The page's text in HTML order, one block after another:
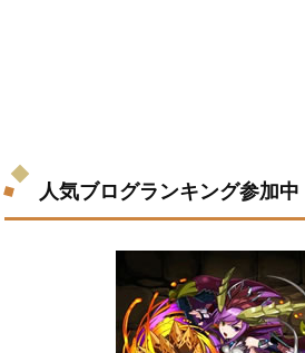
人気ブログランキング参加中